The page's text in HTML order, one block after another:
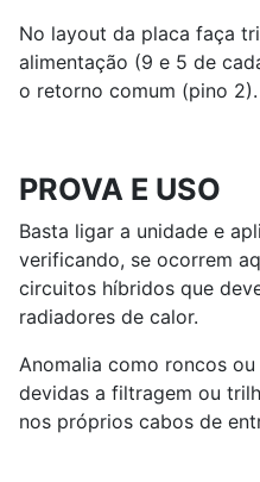
No layout da placa faça
alimentação (9 e 5 de
o retorno comum (pino 2).
PROVA E USO
Basta ligar a unidade e
verificando, se ocorrem
circuitos híbridos que
radiadores de calor.
Anomalia como roncos
devidas a filtragem ou
nos próprios cabos de